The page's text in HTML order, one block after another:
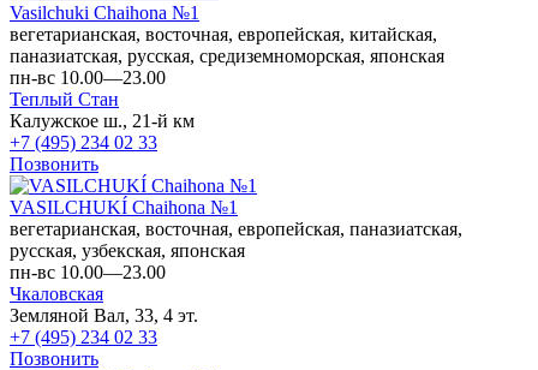
Vasilchuki Chaihona №1
вегетарианская, восточная, европейская, китайская,
паназиатская, русская, средиземноморская, японская
пн-вс 10.00—23.00
Теплый Стан
Калужское ш., 21-й км
+7 (495) 234 02 33
Позвонить
VASILCHUKÍ Chaihona №1
вегетарианская, восточная, европейская, паназиатская,
русская, узбекская, японская
пн-вс 10.00—23.00
Чкаловская
Земляной Вал, 33, 4 эт.
+7 (495) 234 02 33
Позвонить